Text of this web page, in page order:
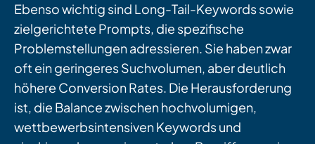
Ebenso wichtig sind Long-Tail-Keywords sowie
zielgerichtete Prompts, die spezifische
Problemstellungen adressieren. Sie haben zwar
oft ein geringeres Suchvolumen, aber deutlich
höhere Conversion Rates. Die Herausforderung
ist, die Balance zwischen hochvolumigen,
wettbewerbsintensiven Keywords und